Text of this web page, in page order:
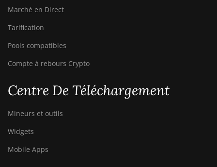
S21 XP Immersion
(300Th)
BITMAIN AntMiner
S21 XP+ Hyd
S21+ Hyd (319Th)
(430Th)
Marché en Direct
Tarification
Pools compatibles
Compte à rebours Crypto
Centre De Téléchargement
Mineurs et outils
Widgets
Mobile Apps